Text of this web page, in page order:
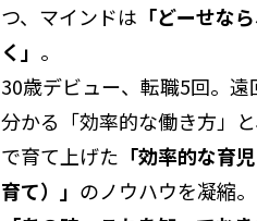
つ、マインドは 「どーせな
く」 。
30歳デビュー、転職5回。遠
分かる「効率的な働き方」
で育て上げた 「効率的な育
育て）」 のノウハウを凝縮。